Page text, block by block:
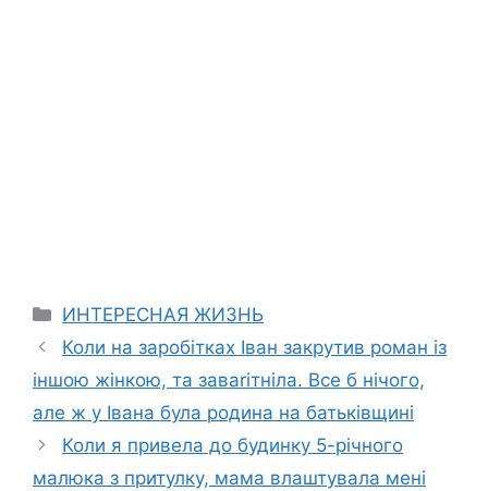
Categories
ИНТЕРЕСНАЯ ЖИЗНЬ
Коли на заробітках Іван закрутив роман із
іншою жінкою, та заваrітніла. Все б нічого,
але ж у Івана була родина на батьківщині
Коли я привела до будинку 5-річного
малюка з притулку, мама влаштувала мені